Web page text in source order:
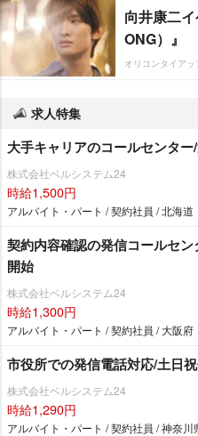
向井康二
ONG）』
オリコンタイアッ
求人特集
大手キャリアのコールセンタ
株式会社ベルシステム24
時給1,500円
アルバイト・パート / 契約社員 / 北海道
契約内容確認の発信コールセ
開始
株式会社ベルシステム24
時給1,300円
アルバイト・パート / 契約社員 / 大阪府
市役所での発信電話対応/土日
株式会社ベルシステム24
時給1,290円
アルバイト・パート / 契約社員 / 神奈川